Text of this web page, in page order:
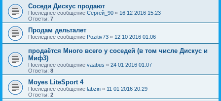
Соседи Дискус продают
Последнее сообщение Сергей_90 « 16 12 2016 15:23
Ответы: 7
Продам дельталет
Последнее сообщение Pozitiv73 « 12 10 2016 01:06
продаётся Много всего у соседей (в том числе Дискус и
Миф3)
Последнее сообщение vaabus « 24 01 2016 01:07
Ответы: 8
Moyes LiteSport 4
Последнее сообщение labzin « 11 01 2016 20:29
Ответы: 2